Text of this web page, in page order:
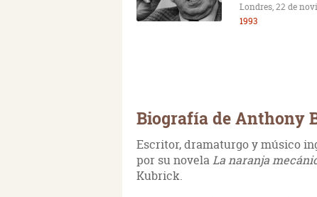
Londres, 22 de
1993
Biografía de Anthony
Escritor, dramaturgo y músico
por su novelaLa naranja
Kubrick.